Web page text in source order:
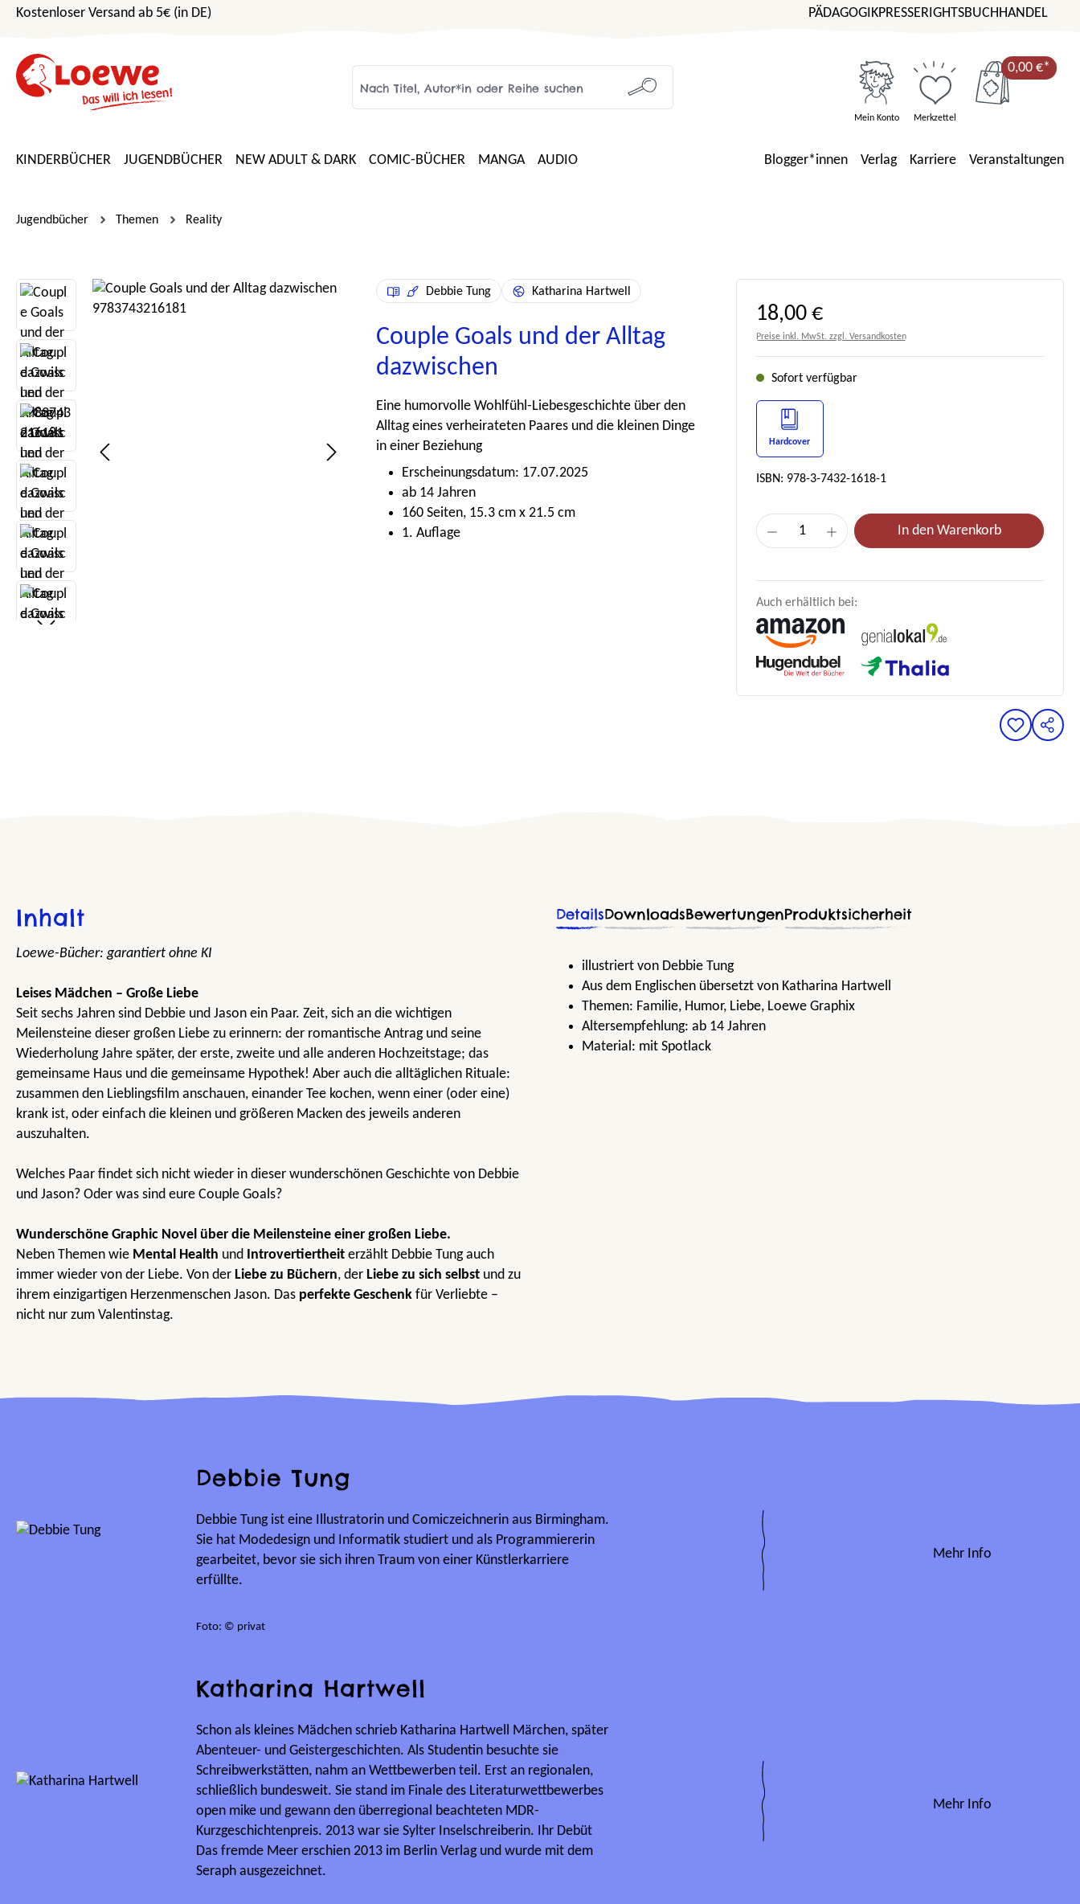
Hauptinhalt springen
Zur Suche springen
Zur Hauptnavigation springen
Kostenloser Versand ab 5€ (in DE) PÄDAGOGIKPRESSERIGHTSBUCHHANDEL
Mein Konto Merkzettel
0,00 €*
KINDERBÜCHER JUGENDBÜCHER NEW ADULT & DARK COMIC-BÜCHER MANGA AUDIO Blogger*innen Verlag Karriere Veranstaltungen
Jugendbücher Themen Reality
Bildergalerie überspringen Debbie Tung Katharina Hartwell
Couple Goals und der Alltag
dazwischen
Eine humorvolle Wohlfühl-Liebesgeschichte über den
Alltag eines verheirateten Paares und die kleinen Dinge
in einer Beziehung
Erscheinungsdatum: 17.07.2025
ab 14 Jahren
160 Seiten, 15.3 cm x 21.5 cm
1. Auflage
Regulärer Preis:
18,00 €
Preise inkl. MwSt. zzgl. Versandkosten
Sofort verfügbar
Hardcover
ISBN: 978-3-7432-1618-1
Produkt Anzahl: Gib den gewünschten
In den Warenkorb
Auch erhältlich bei:
Inhalt
Loewe-Bücher: garantiert ohne KI
Leises Mädchen – Große Liebe
Seit sechs Jahren sind Debbie und Jason ein Paar. Zeit, sich an die wichtigen
Meilensteine dieser großen Liebe zu erinnern: der romantische Antrag und seine
Wiederholung Jahre später, der erste, zweite und alle anderen Hochzeitstage; das
gemeinsame Haus und die gemeinsame Hypothek! Aber auch die alltäglichen Rituale:
zusammen den Lieblingsfilm anschauen, einander Tee kochen, wenn einer (oder eine)
krank ist, oder einfach die kleinen und größeren Macken des jeweils anderen
auszuhalten.
Welches Paar findet sich nicht wieder in dieser wunderschönen Geschichte von Debbie
und Jason? Oder was sind eure Couple Goals?
Wunderschöne Graphic Novel über die Meilensteine einer großen Liebe.
Neben Themen wie Mental Health und Introvertiertheit erzählt Debbie Tung auch
immer wieder von der Liebe. Von der Liebe zu Büchern, der Liebe zu sich selbst und zu
ihrem einzigartigen Herzenmenschen Jason. Das perfekte Geschenk für Verliebte –
nicht nur zum Valentinstag.
DetailsDownloadsBewertungenProduktsicherheit
illustriert von Debbie Tung
Aus dem Englischen übersetzt von Katharina Hartwell
Themen: Familie, Humor, Liebe, Loewe Graphix
Altersempfehlung: ab 14 Jahren
Material: mit Spotlack
Debbie Tung
Debbie Tung ist eine Illustratorin und Comiczeichnerin aus Birmingham.
Sie hat Modedesign und Informatik studiert und als Programmiererin
gearbeitet, bevor sie sich ihren Traum von einer Künstlerkarriere
erfüllte.
Foto: © privat
Mehr Info
Katharina Hartwell
Schon als kleines Mädchen schrieb Katharina Hartwell Märchen, später
Abenteuer- und Geistergeschichten. Als Studentin besuchte sie
Schreibwerkstätten, nahm an Wettbewerben teil. Erst an regionalen,
schließlich bundesweit. Sie stand im Finale des Literaturwettbewerbes
open mike und gewann den überregional beachteten MDR-
Kurzgeschichtenpreis. 2013 war sie Sylter Inselschreiberin. Ihr Debüt
Das fremde Meer erschien 2013 im Berlin Verlag und wurde mit dem
Seraph ausgezeichnet.
Mehr Info